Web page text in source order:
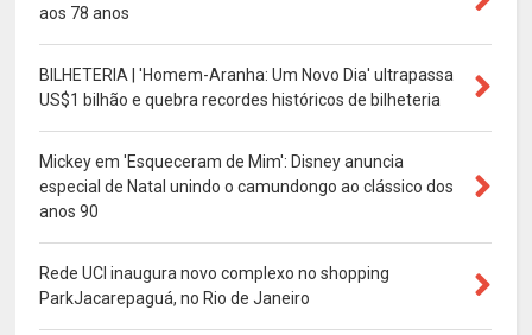
aos 78 anos
BILHETERIA | 'Homem-Aranha: Um Novo Dia' ultrapassa
US$1 bilhão e quebra recordes históricos de bilheteria
Mickey em 'Esqueceram de Mim': Disney anuncia
especial de Natal unindo o camundongo ao clássico dos
anos 90
Rede UCI inaugura novo complexo no shopping
ParkJacarepaguá, no Rio de Janeiro